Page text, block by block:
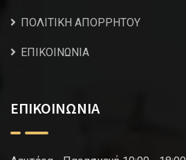
ΠΟΛΙΤΙΚΗ ΑΠΟΡΡΗΤΟΥ
ΕΠΙΚΟΙΝΩΝΙΑ
ΕΠΙΚΟΙΝΩΝΙΑ